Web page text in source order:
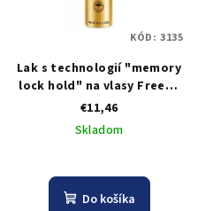
Lak s technologií "memory
lock hold" na vlasy Freeze
It Shape & Finish Hairspray
- 283 g
€11,46
Skladom
Do košíka
KÓD: 3135